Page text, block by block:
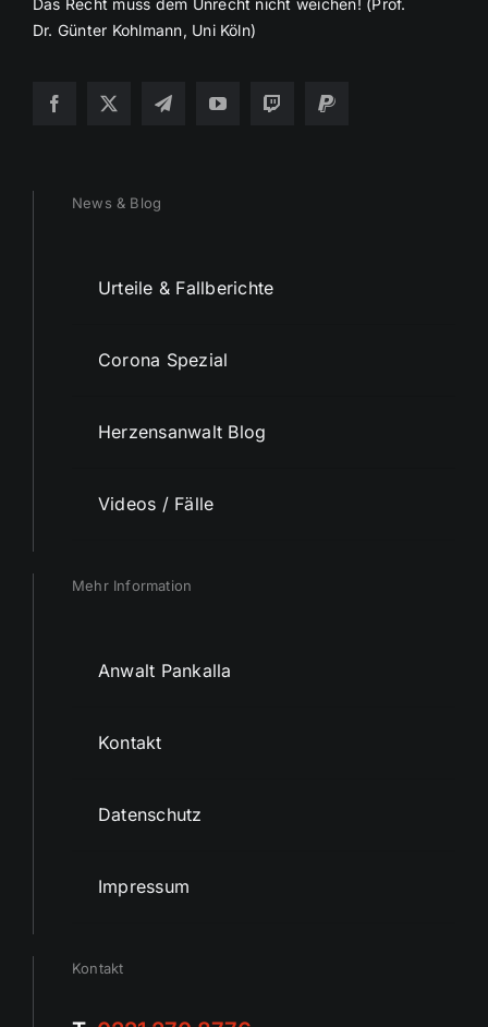
Das Recht muss dem Unrecht nicht weichen! (Prof.
Dr. Günter Kohlmann, Uni Köln)
News & Blog
Urteile & Fallberichte
Corona Spezial
Herzensanwalt Blog
Videos / Fälle
Mehr Information
Anwalt Pankalla
Kontakt
Datenschutz
Impressum
Kontakt